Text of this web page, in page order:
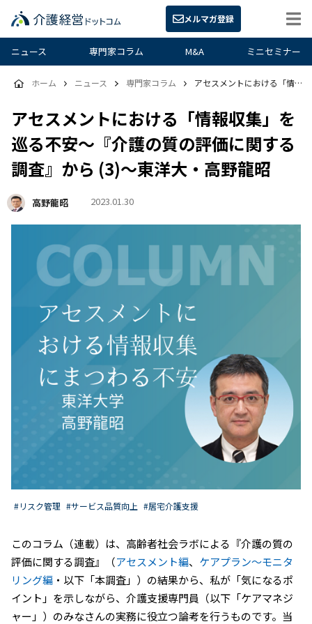
メルマガ登録
ニュース 専門家コラム M&A ミニセミナー
アセスメントにおける「情報収集」を
巡る不安～『介護の質の評価に関する
調査』から (3)～東洋大・高野龍昭
高野龍昭 2023.01.30
ホーム ニュース 専門家コラム アセスメントにおける「情報収集」を巡る不安～『介護の質の評価に関する調査』から (3)～東洋大・高野龍昭
#リスク管理 #サービス品質向上 #居宅介護支援
このコラム（連載）は、高齢者社会ラボによる『介護の質の
評価に関する調査』（アセスメント編、 ケアプラン～モニタ
リング編 ・以下「本調査」）の結果から、私が「気になるポ
イント」を示しながら、介護支援専門員（以下「ケアマネジ
ャー」）のみなさんの実務に役立つ論考を行うものです。当